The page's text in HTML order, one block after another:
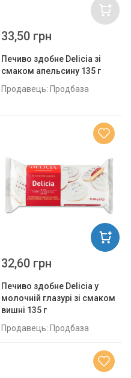
Печиво здобне Delicia зі
смаком апельсину 135 г
Продавець: Продбаза
33,50 грн
Печиво здобне Delicia у
молочній глазурі зі смаком
вишні 135 г
Продавець: Продбаза
32,60 грн